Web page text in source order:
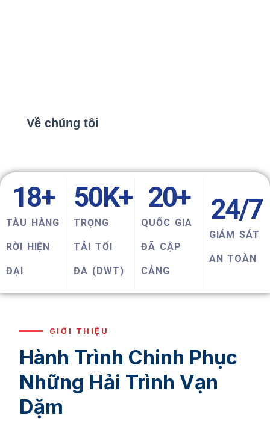
Về chúng tôi
TÀU HÀNG
RỜI HIỆN
ĐẠI
18+
TRỌNG
TẢI TỐI
ĐA (DWT)
50K+
QUỐC GIA
ĐÃ CẬP
CẢNG
20+
GIÁM SÁT
AN TOÀN
24/7
GIỚI THIỆU
Hành Trình Chinh Phục
Những Hải Trình Vạn
Dặm